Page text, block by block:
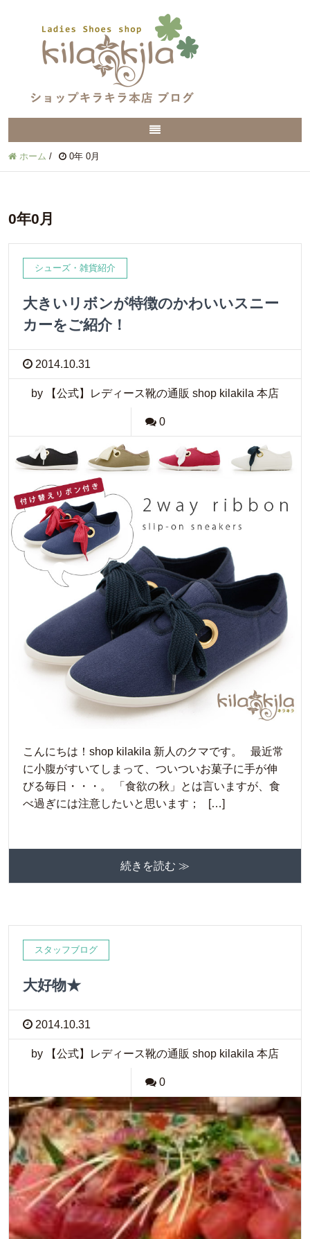
ホーム / 0年 0月
0年0月
シューズ・雑貨紹介
大きいリボンが特徴のかわいいスニー
カーをご紹介！
2014.10.31
by 【公式】レディース靴の通販 shop kilakila 本店
0
こんにちは！shop kilakila 新人のクマです。 最近常
に小腹がすいてしまって、ついついお菓子に手が伸
びる毎日・・・。 「食欲の秋」とは言いますが、食
べ過ぎには注意したいと思います； […]
続きを読む ≫
スタッフブログ
大好物★
2014.10.31
by 【公式】レディース靴の通販 shop kilakila 本店
0